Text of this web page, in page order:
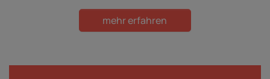
mehr erfahren